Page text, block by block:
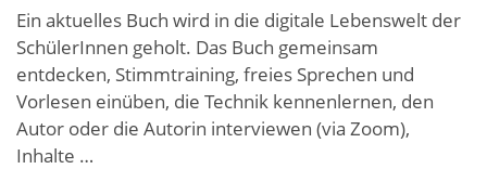
Ein aktuelles Buch wird in die digitale Lebenswelt der
SchülerInnen geholt. Das Buch gemeinsam
entdecken, Stimmtraining, freies Sprechen und
Vorlesen einüben, die Technik kennenlernen, den
Autor oder die Autorin interviewen (via Zoom),
Inhalte …